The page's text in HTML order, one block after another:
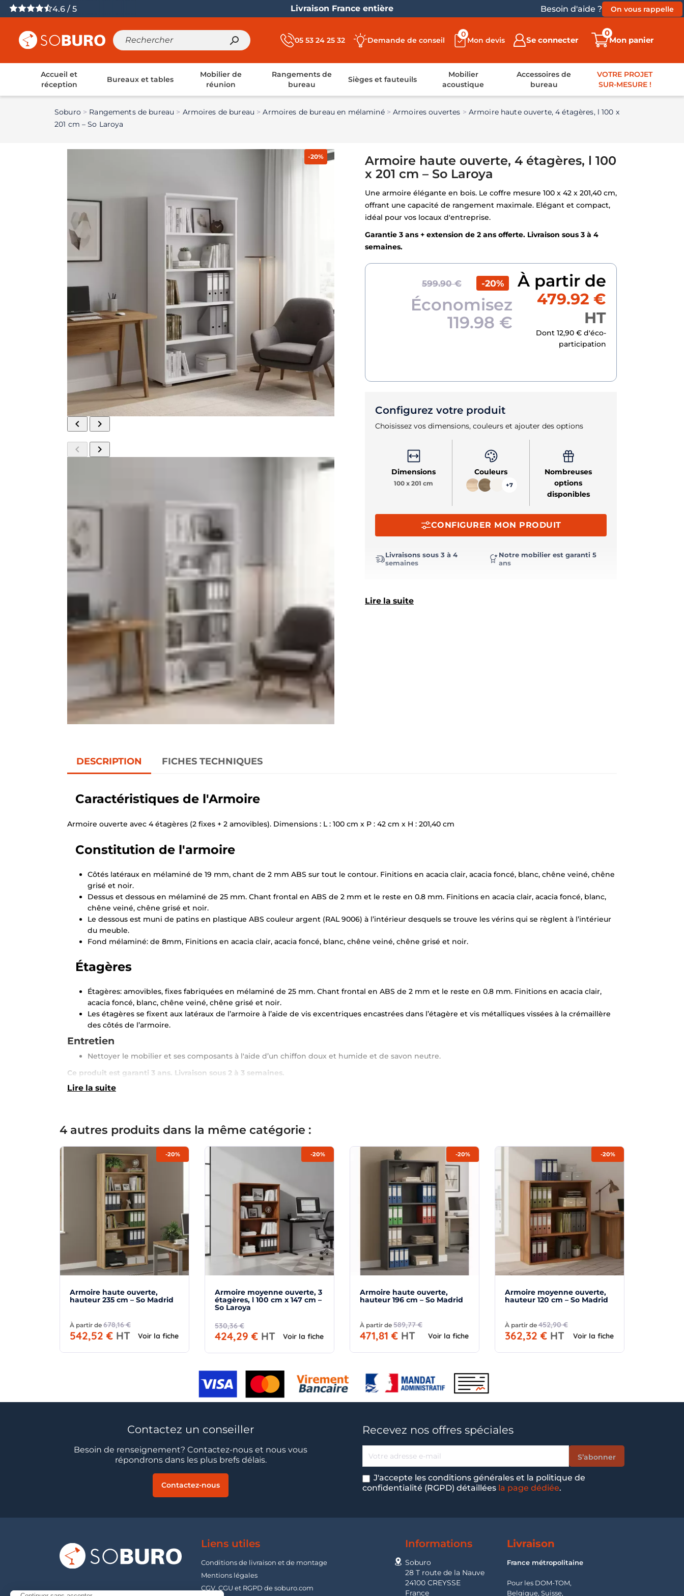
4.6 / 5 Livraison France entière Besoin d'aide ? On vous rappelle
×
search 05 53 24 25 32 Demande de conseil Mon devis
0
Se connecter Mon panier
0
Accueil et
réception
Bureaux et tables
Mobilier de
réunion
Rangements de
bureau
Sièges et fauteuils
Mobilier
acoustique
Accessoires de
bureau
VOTRE PROJET
SUR-MESURE !
Soburo Rangements de bureau Armoires de bureau Armoires de bureau en mélaminé Armoires ouvertes
Armoire haute ouverte, 4 étagères, l 100 x
201 cm – So Laroya
-20%
 
 
Armoire haute ouverte, 4 étagères, l 100
x 201 cm – So Laroya
Une armoire élégante en bois. Le coffre mesure 100 x 42 x 201,40 cm,
offrant une capacité de rangement maximale. Elégant et compact,
idéal pour vos locaux d'entreprise.
Garantie 3 ans + extension de 2 ans offerte. Livraison sous 3 à 4
semaines.
Lire la suite
599.90 € -20%
Économisez
119.98 €
À partir de
479.92 €
HT
Dont 12,90 € d'éco-
participation
Configurez votre produit
Choisissez vos dimensions, couleurs et ajouter des options
Dimensions
100 x 201 cm
Couleurs
+7
Nombreuses
options
disponibles
CONFIGURER MON PRODUIT
Livraisons sous 3 à 4
semaines
Notre mobilier est garanti 5
ans
DESCRIPTION FICHES TECHNIQUES
Caractéristiques de l'Armoire
Armoire ouverte avec 4 étagères (2 fixes + 2 amovibles). Dimensions : L : 100 cm x P : 42 cm x H : 201,40 cm
Constitution de l'armoire
Côtés latéraux en mélaminé de 19 mm, chant de 2 mm ABS sur tout le contour. Finitions en acacia clair, acacia foncé, blanc, chêne veiné, chêne
grisé et noir.
Dessus et dessous en mélaminé de 25 mm. Chant frontal en ABS de 2 mm et le reste en 0.8 mm. Finitions en acacia clair, acacia foncé, blanc,
chêne veiné, chêne grisé et noir.
Le dessous est muni de patins en plastique ABS couleur argent (RAL 9006) à l’intérieur desquels se trouve les vérins qui se règlent à l’intérieur
du meuble.
Fond mélaminé: de 8mm, Finitions en acacia clair, acacia foncé, blanc, chêne veiné, chêne grisé et noir.
Étagères
Étagères: amovibles, fixes fabriquées en mélaminé de 25 mm. Chant frontal en ABS de 2 mm et le reste en 0.8 mm. Finitions en acacia clair,
acacia foncé, blanc, chêne veiné, chêne grisé et noir.
Les étagères se fixent aux latéraux de l’armoire à l’aide de vis excentriques encastrées dans l’étagère et vis métalliques vissées à la crémaillère
des côtés de l’armoire.
Entretien
Nettoyer le mobilier et ses composants à l'aide d’un chiffon doux et humide et de savon neutre.
Ce produit est garanti 3 ans. Livraison sous 2 à 3 semaines.
Lire la suite
4 autres produits dans la même catégorie :
Armoire haute ouverte,
hauteur 235 cm – So Madrid
À partir de 678,16 €
542,52 € HT Voir la fiche
-20%
Armoire moyenne ouverte, 3
étagères, l 100 cm x 147 cm –
So Laroya
530,36 €
424,29 € HT Voir la fiche
-20%
Armoire haute ouverte,
hauteur 196 cm – So Madrid
À partir de 589,77 €
471,81 € HT Voir la fiche
-20%
Armoire moyenne ouverte,
hauteur 120 cm – So Madrid
À partir de 452,90 €
362,32 € HT Voir la fiche
-20%
Contactez un conseiller
Besoin de renseignement? Contactez-nous et nous vous
répondrons dans les plus brefs délais.
Contactez-nous
Recevez nos offres spéciales
J'accepte les conditions générales et la politique de
confidentialité (RGPD) détaillées la page dédiée.
Liens utiles
Conditions de livraison et de montage
Mentions légales
CGV, CGU et RGPD de soburo.com
Informations
Soburo
28 T route de la Nauve
24100 CREYSSE
France
Livraison
France métropolitaine
Pour les DOM-TOM,
Belgique, Suisse,